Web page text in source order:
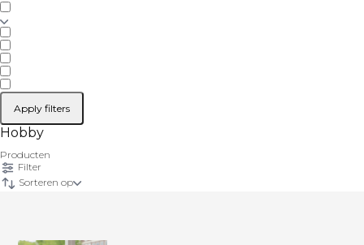
Apply filters
Hobby
Producten
Filter
Sorteren op